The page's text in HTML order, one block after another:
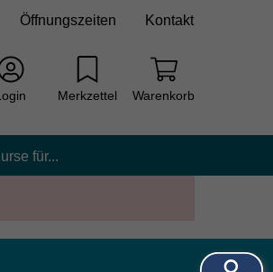
Öffnungszeiten Kontakt
Merkzettel Warenkorb
für...